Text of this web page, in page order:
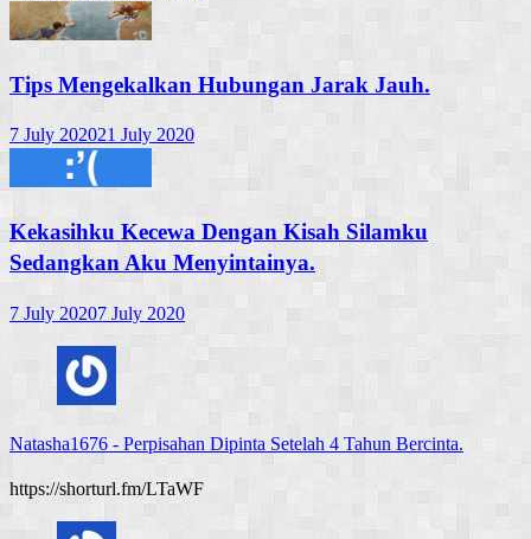
Tips Mengekalkan Hubungan Jarak Jauh.
7 July 202021 July 2020
Kekasihku Kecewa Dengan Kisah Silamku
Sedangkan Aku Menyintainya.
7 July 20207 July 2020
Natasha1676 - Perpisahan Dipinta Setelah 4 Tahun Bercinta.
https://shorturl.fm/LTaWF